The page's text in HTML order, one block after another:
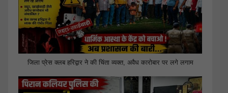
जिला प्रेस क्लब हरिद्वार ने की चिंता व्यक्त, अवैध कारोबार पर लगे लगाम